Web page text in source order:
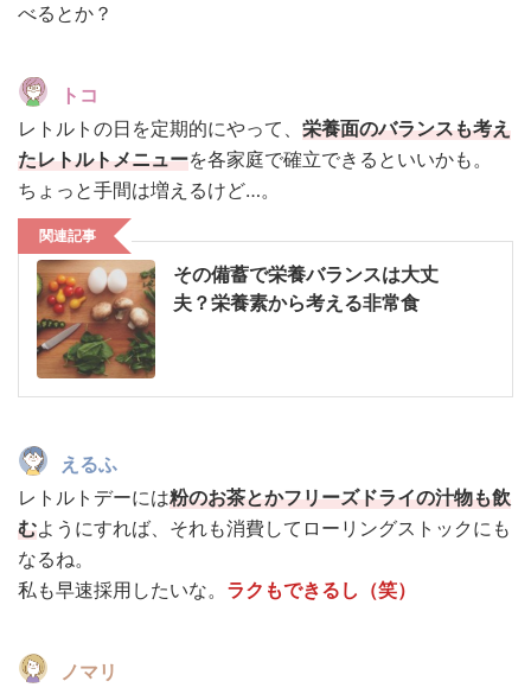
べるとか？
トコ
レトルトの日を定期的にやって、 栄養面のバランスも考え
たレトルトメニューを各家庭で確立できるといいかも。
ちょっと手間は増えるけど…。
関連記事
その備蓄で栄養バランスは大丈
夫？栄養素から考える非常食
えるふ
レトルトデーには粉のお茶とかフリーズドライの汁物も飲
むようにすれば、それも消費してローリングストックにも
なるね。
私も早速採用したいな。 ラク もできるし（笑）
ノマリ